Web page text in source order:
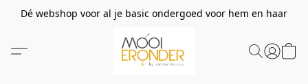
Dé webshop voor al je basic ondergoed voor hem en haar